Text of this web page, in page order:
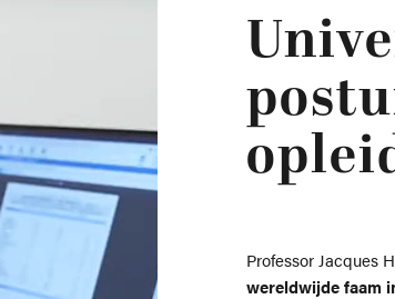
Professor Jacques
wereldwijde faam